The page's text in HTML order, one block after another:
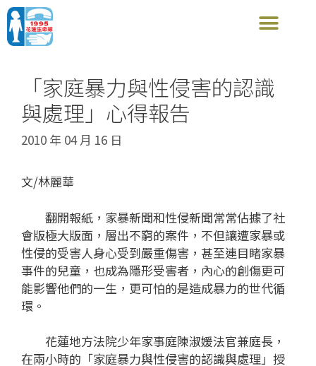
「家庭暴力與性侵害的認識
與處理」心得報告
2010 年 04 月 16 日
文/林麗華
翻開報紙，家暴新聞和性侵新聞常常佔據了社
會版極大版面，層出不窮的案件，不但讓遭家暴或
性侵的受害人身心受到嚴重傷害，甚至連目睹家暴
事件的兒童，也成為隱形受害者，內心的創傷更可
能影響他們的一生，更可怕的是造成暴力的世代循
環。
花蓮地方法院少年家事庭陳淑媛法官兼庭長，
在兩小時的「家庭暴力與性侵害的認識與處理」授